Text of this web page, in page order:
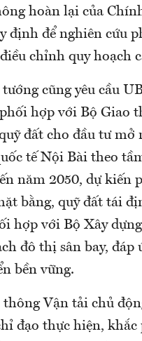
hoàn lại của
định để nghiên cứu
chỉnh quy hoạch
cũng yêu cầu
hợp với Bộ Giao
đất cho đầu tư mở
tế Nội Bài theo
năm 2050, dự kiến
bằng, quỹ đất tái
hợp với Bộ Xây
đô thị sân bay, đáp
bền vững.
thông Vận tải chủ
đạo thực hiện, khắc